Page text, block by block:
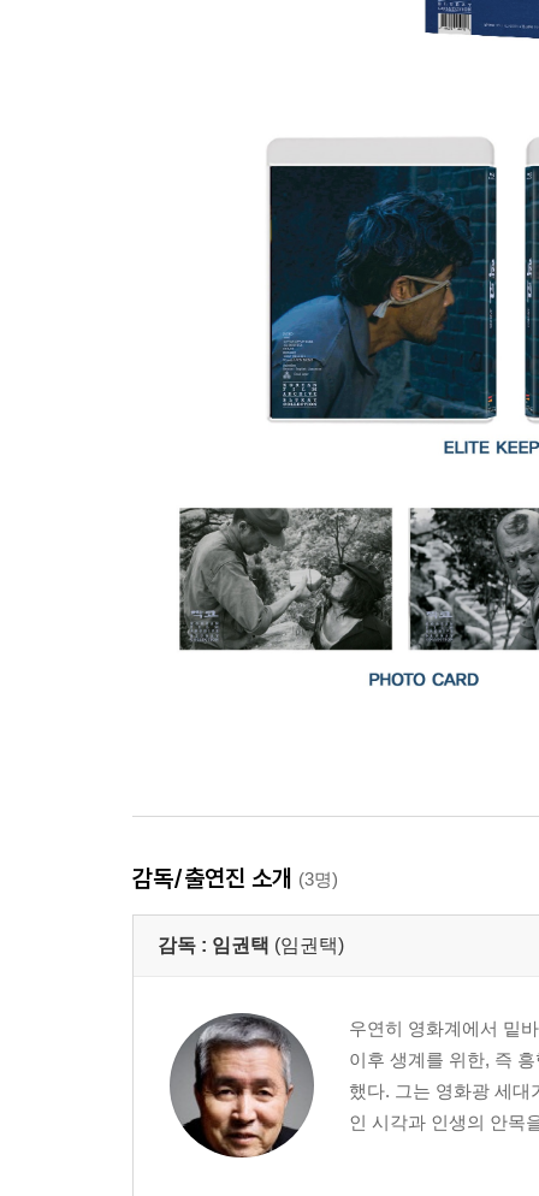
감독/출연진 소개 (3명)
감독 : 임권택 (임권택)
우연히 영화계에서 밑
이후 생계를 위한, 즉
했다. 그는 영화광 세
인 시각과 인생의 안목